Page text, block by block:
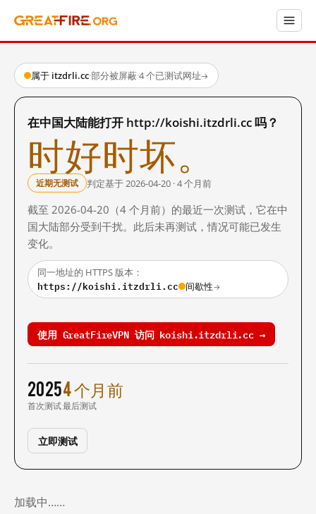
属于 itzdrli.cc·部分被屏蔽·4 个已测试网址→
在中国大陆能打开 http://koishi.itzdrli.cc 吗？
时好时坏。
近期无测试 判定基于 2026-04-20 · 4 个月前
截至 2026-04-20（4 个月前）的最近一次测试，它在中
国大陆部分受到干扰。此后未再测试，情况可能已发生
变化。
同一地址的 HTTPS 版本：
https://koishi.itzdrli.cc 间歇性→
使用 GreatFireVPN 访问 koishi.itzdrli.cc →
2025
首次测试
4 个月前
最后测试
立即测试
加载中……